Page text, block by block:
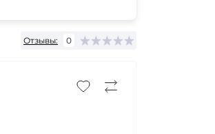
Отзывы: 0